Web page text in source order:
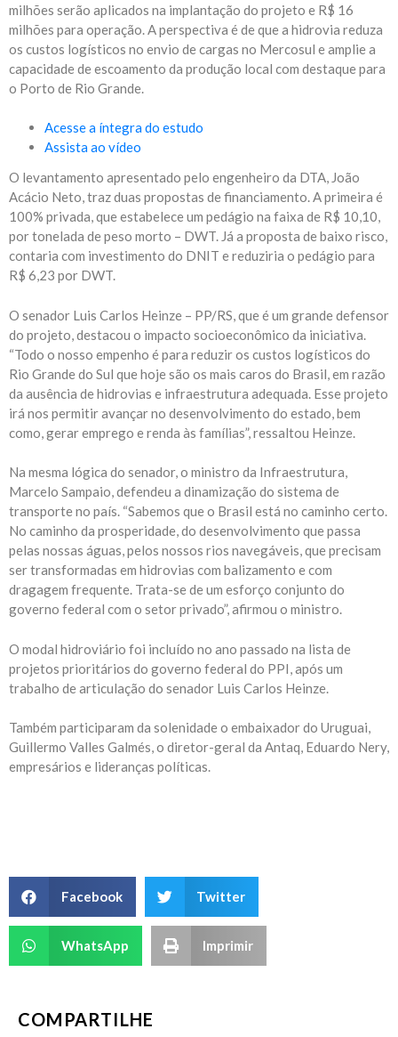
milhões serão aplicados na implantação do projeto e R$ 16
milhões para operação. A perspectiva é de que a hidrovia reduza
os custos logísticos no envio de cargas no Mercosul e amplie a
capacidade de escoamento da produção local com destaque para
o Porto de Rio Grande.
Acesse a íntegra do estudo
Assista ao vídeo
O levantamento apresentado pelo engenheiro da DTA, João
Acácio Neto, traz duas propostas de financiamento. A primeira é
100% privada, que estabelece um pedágio na faixa de R$ 10,10,
por tonelada de peso morto – DWT. Já a proposta de baixo risco,
contaria com investimento do DNIT e reduziria o pedágio para
R$ 6,23 por DWT.
O senador Luis Carlos Heinze – PP/RS, que é um grande defensor
do projeto, destacou o impacto socioeconômico da iniciativa.
“Todo o nosso empenho é para reduzir os custos logísticos do
Rio Grande do Sul que hoje são os mais caros do Brasil, em razão
da ausência de hidrovias e infraestrutura adequada. Esse projeto
irá nos permitir avançar no desenvolvimento do estado, bem
como, gerar emprego e renda às famílias”, ressaltou Heinze.
Na mesma lógica do senador, o ministro da Infraestrutura,
Marcelo Sampaio, defendeu a dinamização do sistema de
transporte no país. “Sabemos que o Brasil está no caminho certo.
No caminho da prosperidade, do desenvolvimento que passa
pelas nossas águas, pelos nossos rios navegáveis, que precisam
ser transformadas em hidrovias com balizamento e com
dragagem frequente. Trata-se de um esforço conjunto do
governo federal com o setor privado”, afirmou o ministro.
O modal hidroviário foi incluído no ano passado na lista de
projetos prioritários do governo federal do PPI, após um
trabalho de articulação do senador Luis Carlos Heinze.
Também participaram da solenidade o embaixador do Uruguai,
Guillermo Valles Galmés, o diretor-geral da Antaq, Eduardo Nery,
empresários e lideranças políticas.
Facebook Twitter
WhatsApp Imprimir
COMPARTILHE